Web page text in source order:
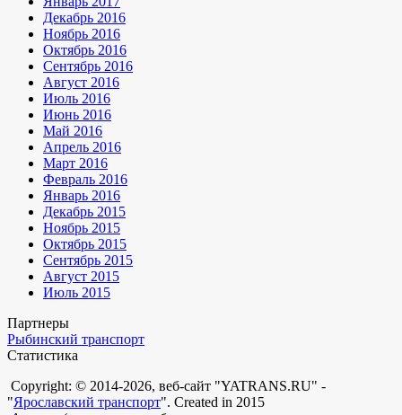
Декабрь 2016
Ноябрь 2016
Октябрь 2016
Сентябрь 2016
Август 2016
Июль 2016
Июнь 2016
Май 2016
Апрель 2016
Март 2016
Февраль 2016
Январь 2016
Декабрь 2015
Ноябрь 2015
Октябрь 2015
Сентябрь 2015
Август 2015
Июль 2015
Партнеры
Рыбинский транспорт
Статистика
Copyright: © 2014-2026, веб-сайт "YATRANS.RU" -
"Ярославский транспорт". Created in 2015